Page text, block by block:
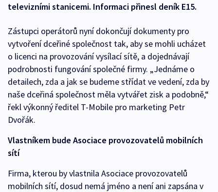
televizními stanicemi. Informaci přinesl deník E15.
Zástupci operátorů nyní dokončují dokumenty pro
vytvoření dceřiné společnost tak, aby se mohli ucházet
o licenci na provozování vysílací sítě, a dojednávají
podrobnosti fungování společné firmy. „Jednáme o
detailech, zda a jak se budeme střídat ve vedení, zda by
naše dceřiná společnost měla vytvářet zisk a podobně,“
řekl výkonný ředitel T-Mobile pro marketing Petr
Dvořák.
Vlastníkem bude Asociace provozovatelů mobilních
sítí
Firma, kterou by vlastnila Asociace provozovatelů
mobilních sítí, dosud nemá jméno a není ani zapsána v